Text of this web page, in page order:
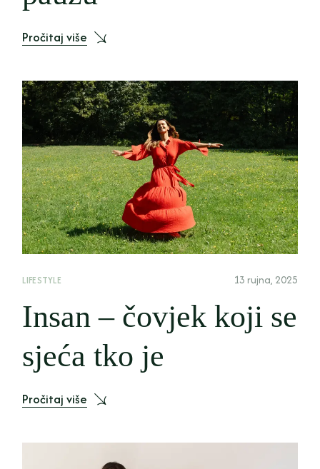
Pročitaj više
LIFESTYLE 13 rujna, 2025
Insan – čovjek koji se
sjeća tko je
Pročitaj više